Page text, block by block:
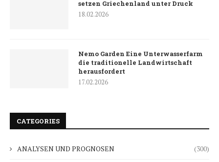
setzen Griechenland unter Druck
18.02.2026
Nemo Garden Eine Unterwasserfarm
die traditionelle Landwirtschaft
herausfordert
17.02.2026
CATEGORIES
ANALYSEN UND PROGNOSEN (300)